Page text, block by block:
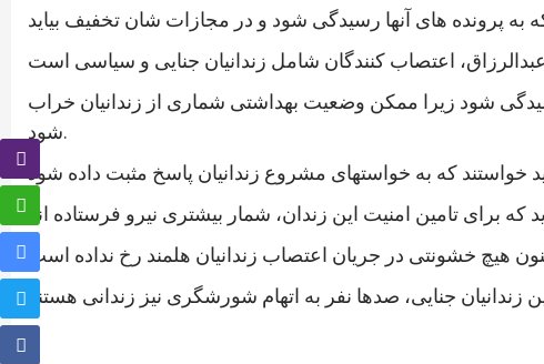
شود زیرا ممکن وضعیت بهداشتی شماری از زندانیان خراب
شود.